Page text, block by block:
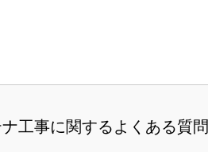
工事に関するよくある質